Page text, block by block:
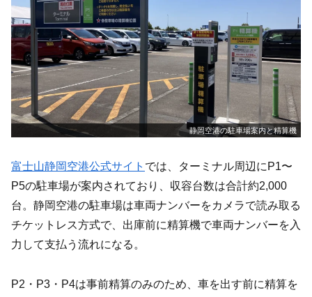
静岡空港の駐車場案内と精算機
富士山静岡空港公式サイト では、ターミナル周辺にP1〜
P5の駐車場が案内されており、収容台数は合計約2,000
台。静岡空港の駐車場は車両ナンバーをカメラで読み取る
チケットレス方式で、出庫前に精算機で車両ナンバーを入
力して支払う流れになる。
P2・P3・P4は事前精算のみのため、車を出す前に精算を